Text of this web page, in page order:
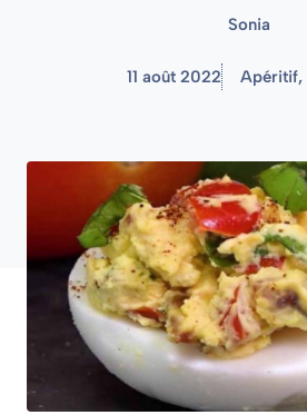
Sonia
11 août 2022 Apéritif,